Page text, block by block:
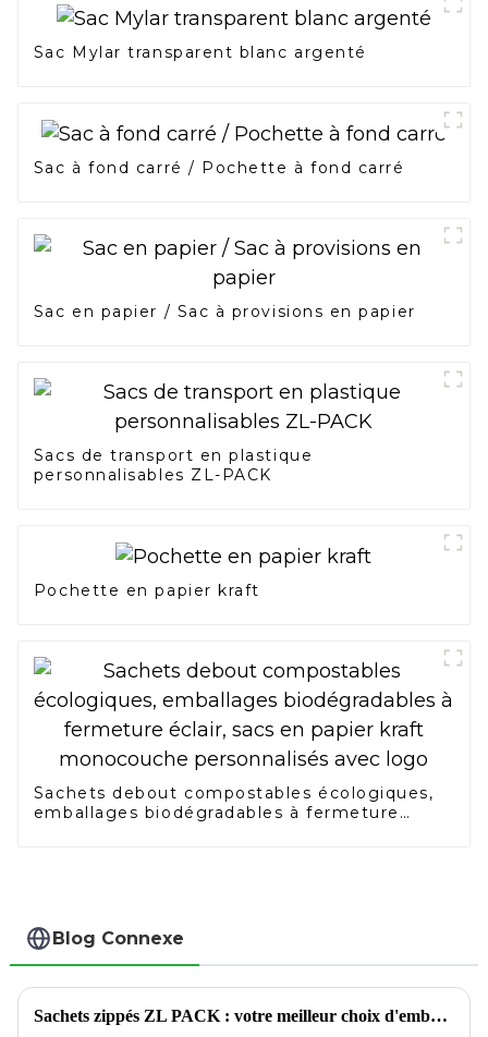
Sac Mylar transparent blanc argenté
Sac à fond carré / Pochette à fond carré
Sac en papier / Sac à provisions en papier
Sacs de transport en plastique
personnalisables ZL-PACK
Pochette en papier kraft
Sachets debout compostables écologiques,
emballages biodégradables à fermeture
Blog Connexe
Sachets zippés ZL PACK : votre meilleur choix d'emballage pour un stockage réutilisable et résistant à l'humidité